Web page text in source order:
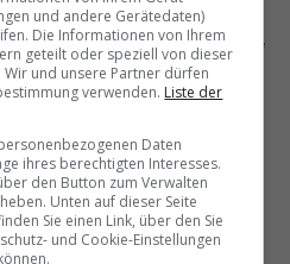
nicht unter Kontrolle. Zwar habe
Feuer konnte aber noch nicht
Feuerwehrleute werden
nicht zurückkehren:
und andere Gerätedaten)
Die Informationen von Ihrem
geteilt oder speziell von dieser
und unsere Partner dürfen
verwenden. Liste der
Daten
ihres berechtigten Interesses.
den Button zum Verwalten
Unten auf dieser Seite
Sie einen Link, über den Sie
und Cookie-Einstellungen